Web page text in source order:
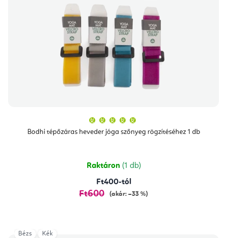
Bodhi tépőzáras heveder jóga szőnyeg rögzítéséhez 1 db
átlagos
értékelése
csillag.
Raktáron (1 db)
Ft400-tól
Ft600 (akár: –33 %)
Bézs Kék